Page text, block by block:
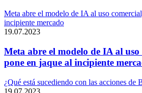
Meta abre el modelo de IA al uso
incipiente mercado
19.07.2023
Meta abre el modelo de IA al
pone en jaque al incipiente
¿Qué está sucediendo con las acciones de
19.07.2023